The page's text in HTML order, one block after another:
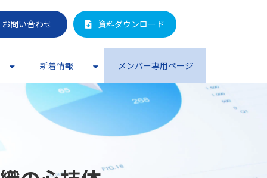
お問い合わせ 資料ダウンロード
新着情報 メンバー専用ページ